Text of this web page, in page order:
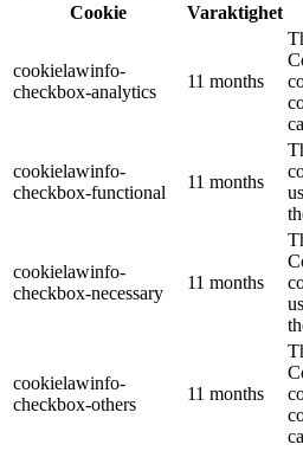
Cookie
Varaktighet
cookielawinfo-
checkbox-analytics
11 months
cookielawinfo-
checkbox-functional
11 months
cookielawinfo-
checkbox-necessary
11 months
cookielawinfo-
checkbox-others
11 months